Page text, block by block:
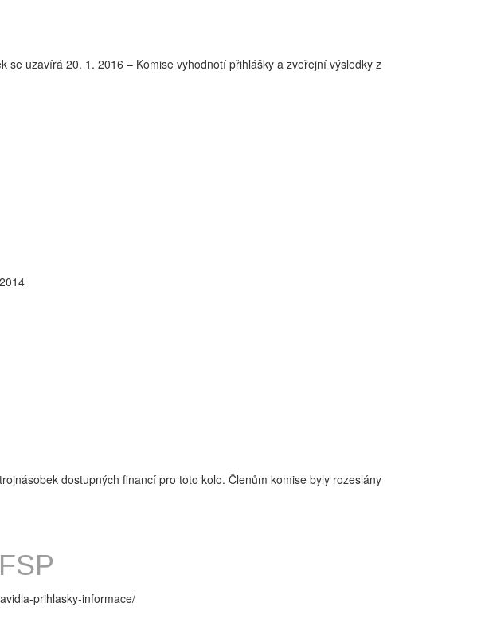
uzavírá 20. 1. 2016 – Komise vyhodnotí přihlášky a zveřejní výsledky z
dostupných financí pro toto kolo. Členům komise byly rozeslány
prihlasky-informace/